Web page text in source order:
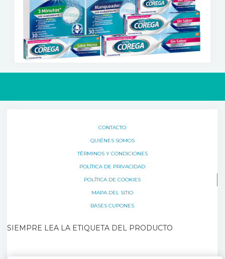
CONTACTO
QUIÉNES SOMOS
TÉRMINOS Y CONDICIONES
POLÍTICA DE PRIVACIDAD
POLÍTICA DE COOKIES
MAPA DEL SITIO
BASES CUPONES
SIEMPRE LEA LA ETIQUETA DEL PRODUCTO